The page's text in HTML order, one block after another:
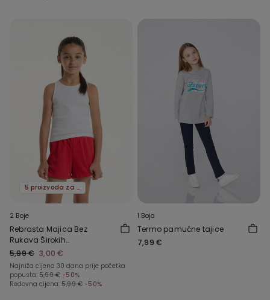
5 proizvoda za -70%
2 Boje
Rebrasta Majica Bez
Rukava Širokih
Naramenica za Djevojčice
5,99 € 3,00 €
Najniža cijena 30 dana prije početka
popusta: 5,99 € -50%
Redovna cijena: 5,99 € -50%
1 Boja
Termo pamučne tajice
7,99 €